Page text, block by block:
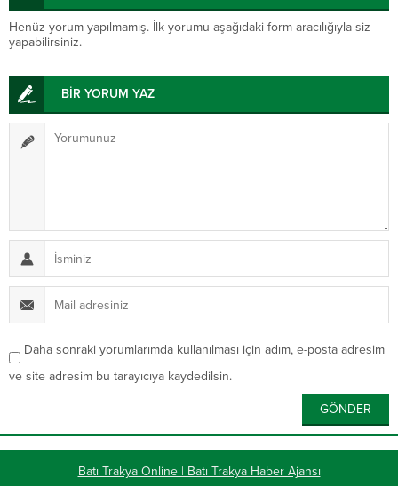
Henüz yorum yapılmamış. İlk yorumu aşağıdaki form aracılığıyla siz
yapabilirsiniz.
BİR YORUM YAZ
Daha sonraki yorumlarımda kullanılması için adım, e-posta adresim
ve site adresim bu tarayıcıya kaydedilsin.
Batı Trakya Online | Batı Trakya Haber Ajansı